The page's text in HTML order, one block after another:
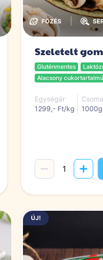
Szeletelt
Gluténmentes
Alacsony cukortartalmú
Egységár
1299,- Ft/kg
1000g